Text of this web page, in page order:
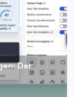
Der